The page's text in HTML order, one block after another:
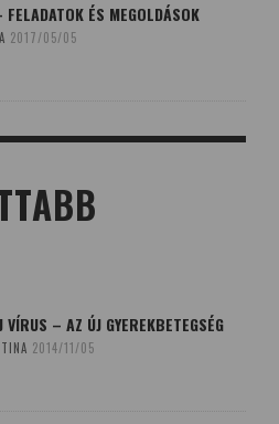
FELADATOK ÉS MEGOLDÁSOK
2017/05/05
– AZ ÚJ GYEREKBETEGSÉG
2014/11/05